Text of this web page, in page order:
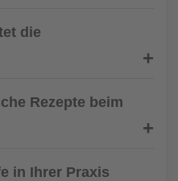
die
Rezepte beim
in Ihrer Praxis